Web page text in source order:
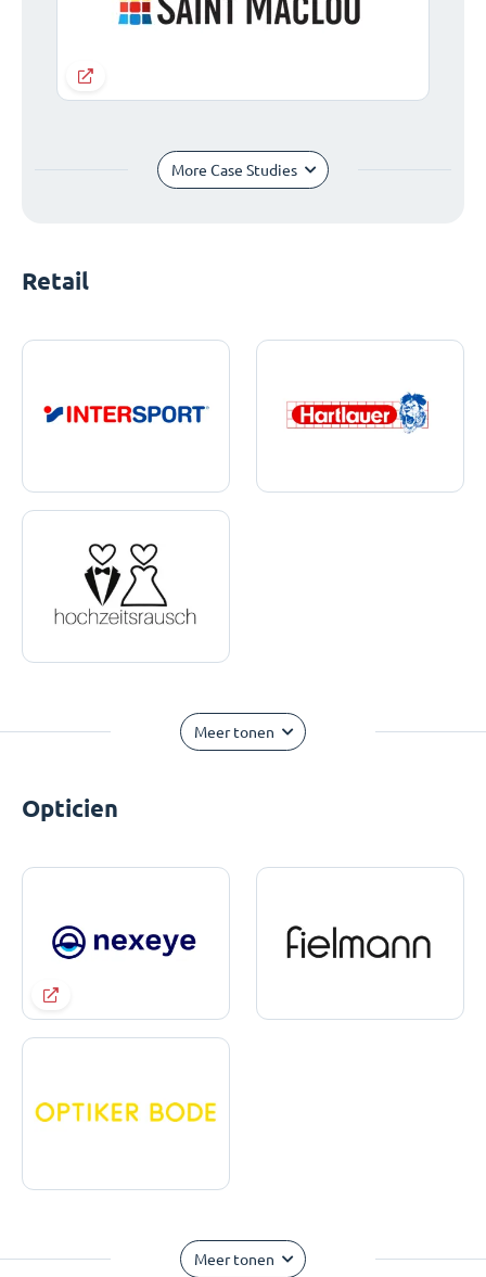
More Case Studies
Retail
Meer tonen
Opticien
Meer tonen